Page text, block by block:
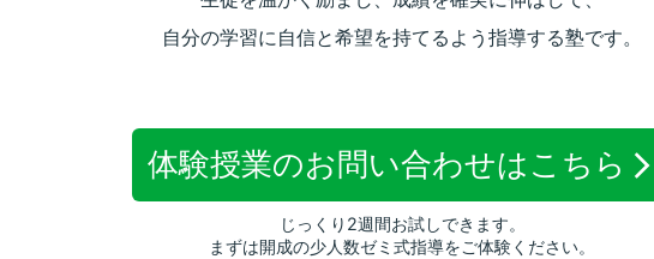
自分の学習に自信と希望を持てるよう指導する塾です。
体験授業のお問い合わせはこちら
じっくり2週間お試しできます。
まずは開成の少人数ゼミ式指導をご体験ください。